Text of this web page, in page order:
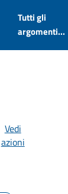
Tutti gli
argomenti...
Vedi
azioni